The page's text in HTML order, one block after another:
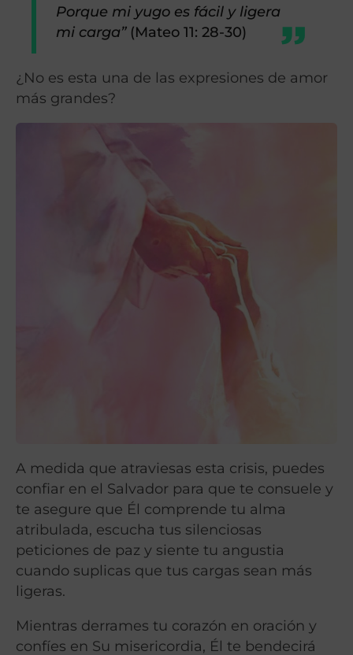
Porque mi yugo es fácil y ligera
mi carga”(Mateo 11: 28-30)
¿No es esta una de las expresiones de amor
más grandes?
A medida que atraviesas esta crisis, puedes
confiar en el Salvador para que te consuele y
te asegure que Él comprende tu alma
atribulada, escucha tus silenciosas
peticiones de paz y siente tu angustia
cuando suplicas que tus cargas sean más
ligeras.
Mientras derrames tu corazón en oración y
confíes en Su misericordia, Él te bendecirá